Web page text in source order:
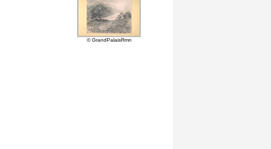
© GrandPalaisRmn